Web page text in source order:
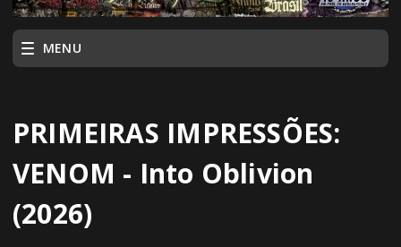
MENU
PRIMEIRAS IMPRESSÕES:
VENOM - Into Oblivion
(2026)